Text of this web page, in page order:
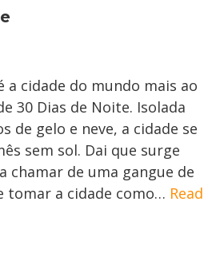
a cidade do mundo mais ao
30 Dias de Noite. Isolada
de gelo e neve, a cidade se
sem sol. Dai que surge
chamar de uma gangue de
tomar a cidade como… Read